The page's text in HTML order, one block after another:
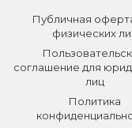
Публичная
физических
соглашение для
лиц
Политика